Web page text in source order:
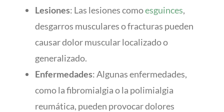
Lesiones: Las lesiones comoesguinces,
desgarros musculares o fracturas pueden
causar dolor muscular localizado o
generalizado.
Enfermedades: Algunas enfermedades,
como la fibromialgia o la polimialgia
reumática, pueden provocar dolores